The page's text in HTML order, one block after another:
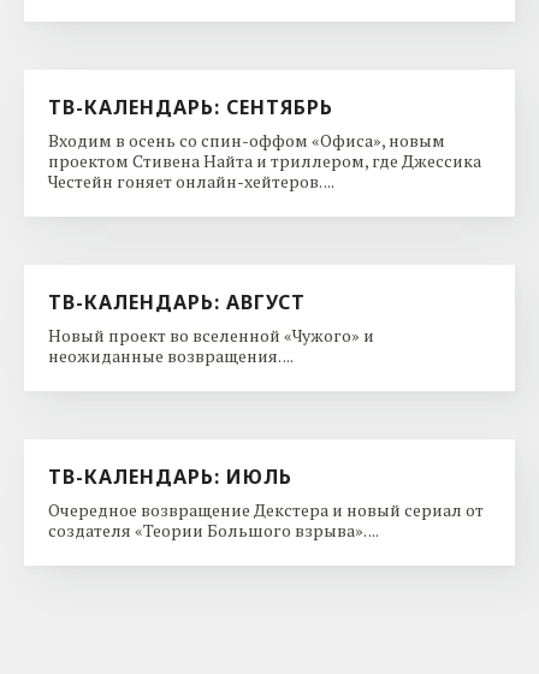
ТВ-КАЛЕНДАРЬ: СЕНТЯБРЬ
Входим в осень со спин-оффом «Офиса», новым
проектом Стивена Найта и триллером, где Джессика
Честейн гоняет онлайн-хейтеров. ...
ТВ-КАЛЕНДАРЬ: АВГУСТ
Новый проект во вселенной «Чужого» и
неожиданные возвращения. ...
ТВ-КАЛЕНДАРЬ: ИЮЛЬ
Очередное возвращение Декстера и новый сериал от
создателя «Теории Большого взрыва». ...